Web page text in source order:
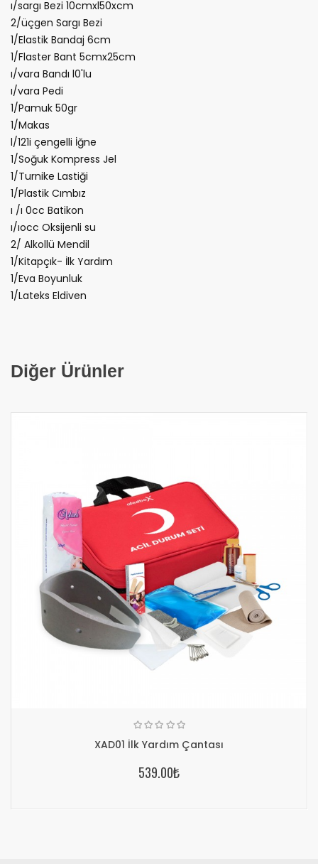
ı/sargı Bezi 10cmxl50xcm
2/üçgen Sargı Bezi
1/Elastik Bandaj 6cm
1/Flaster Bant 5cmx25cm
ı/vara Bandı l0'lu
ı/vara Pedi
1/Pamuk 50gr
1/Makas
l/121i çengelli İğne
1/Soğuk Kompress Jel
1/Turnike Lastiği
1/Plastik Cımbız
ı /ı 0cc Batikon
ı/ıocc Oksijenli su
2/ Alkollü Mendil
1/Kitapçık- İlk Yardım
1/Eva Boyunluk
1/Lateks Eldiven
Diğer Ürünler
XAD01 İlk Yardım Çantası
539.00₺